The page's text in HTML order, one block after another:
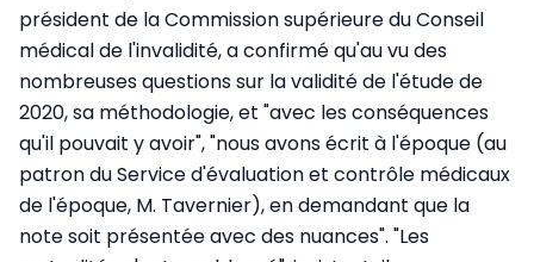
président de la Commission supérieure du Conseil
médical de l'invalidité, a confirmé qu'au vu des
nombreuses questions sur la validité de l'étude de
2020, sa méthodologie, et "avec les conséquences
qu'il pouvait y avoir", "nous avons écrit à l'époque (au
patron du Service d'évaluation et contrôle médicaux
de l'époque, M. Tavernier), en demandant que la
note soit présentée avec des nuances". "Les